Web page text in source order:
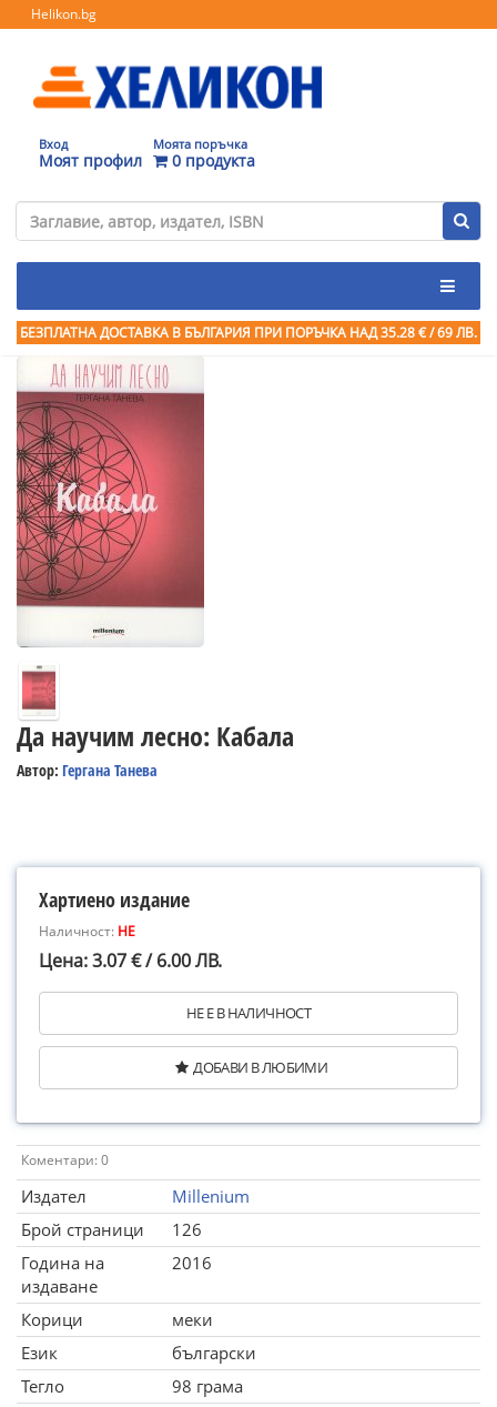
Helikon.bg
Вход
Моят профил
Моята поръчка
0 продукта
БЕЗПЛАТНА ДОСТАВКА В БЪЛГАРИЯ ПРИ ПОРЪЧКА НАД 35.28 € / 69 ЛВ.
Да научим лесно: Кабала
Автор: Гергана Танева
Хартиено издание
Наличност: НЕ
Цена: 3.07 € / 6.00 ЛВ.
НЕ Е В НАЛИЧНОСТ
ДОБАВИ В ЛЮБИМИ
Коментари: 0
Издател
Millenium
Брой страници
126
Година на
издаване
2016
Корици
меки
Език
български
Тегло
98 грама